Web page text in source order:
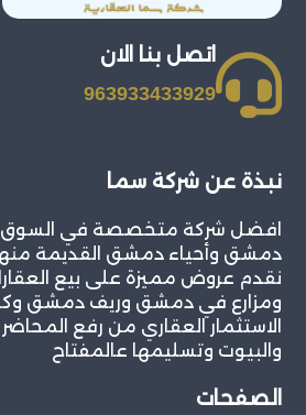
اتصل بنا الان
963933433929
نبذة عن شركة سما
افضل شركة متخصصة في السوق
دمشق وأحياء دمشق القديمة
نقدم عروض مميزة على بيع
ومزارع في دمشق وريف دمشق
الاستثمار العقاري من رفع
والبيوت وتسليمها عالمفتاح
الصفحات